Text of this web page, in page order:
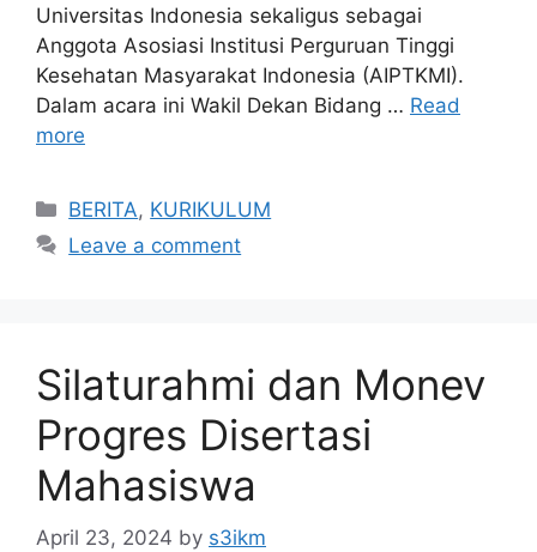
Universitas Indonesia sekaligus sebagai
Anggota Asosiasi Institusi Perguruan Tinggi
Kesehatan Masyarakat Indonesia (AIPTKMI).
Dalam acara ini Wakil Dekan Bidang … Read
more
Categories
BERITA, KURIKULUM
Leave a comment
Silaturahmi dan Monev
Progres Disertasi
Mahasiswa
April 23, 2024 by s3ikm